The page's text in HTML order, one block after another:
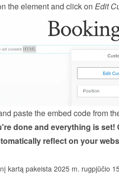
the element and click on Edit
paste the embed code from
done and everything is
reflect on your
kartą pakeista 2025 m. rugpjūčio